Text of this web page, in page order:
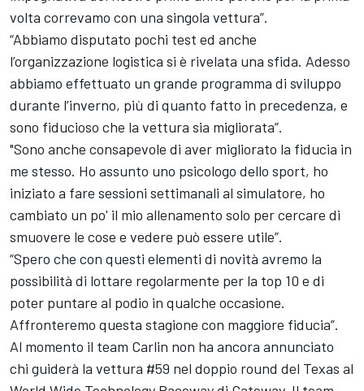
volta correvamo con una singola vettura”.
“Abbiamo disputato pochi test ed anche
l’organizzazione logistica si è rivelata una sfida. Adesso
abbiamo effettuato un grande programma di sviluppo
durante l’inverno, più di quanto fatto in precedenza, e
sono fiducioso che la vettura sia migliorata”.
"Sono anche consapevole di aver migliorato la fiducia in
me stesso. Ho assunto uno psicologo dello sport, ho
iniziato a fare sessioni settimanali al simulatore, ho
cambiato un po' il mio allenamento solo per cercare di
smuovere le cose e vedere può essere utile”.
“Spero che con questi elementi di novità avremo la
possibilità di lottare regolarmente per la top 10 e di
poter puntare al podio in qualche occasione.
Affronteremo questa stagione con maggiore fiducia”.
Al momento il team Carlin non ha ancora annunciato
chi guiderà la vettura #59 nel doppio round del Texas al